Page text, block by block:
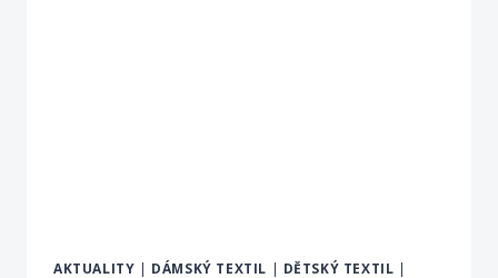
AKTUALITY | DÁMSKÝ TEXTIL | DĚTSKÝ TEXTIL |